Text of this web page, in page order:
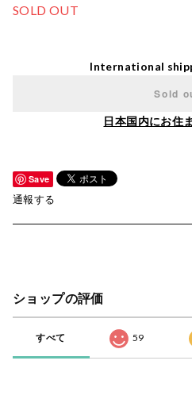
SOLD OUT
International
Sold
日本国内にお住
Save
通報する
ショップの評価
すべて 59